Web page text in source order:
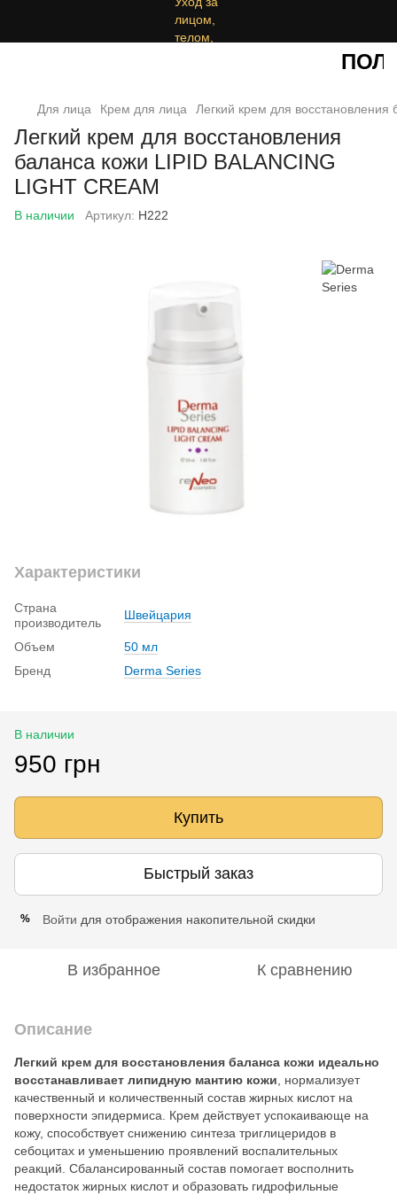
Для лица Крем для лица Легкий крем для
Легкий крем для восстановления
баланса кожи LIPID BALANCING
LIGHT CREAM
В наличии Артикул: Н222
Характеристики
Страна
производитель
Швейцария
Объем
50 мл
Бренд
Derma Series
В наличии
950 грн
Купить
Быстрый заказ
% Войти для отображения накопительной скидки
В избранное К сравнению
Описание
Легкий крем для восстановления баланса кожи идеально
восстанавливает липидную мантию кожи , нормализует
качественный и количественный состав жирных кислот на
поверхности эпидермиса. Крем действует успокаивающе на
кожу, способствует снижению синтеза триглицеридов в
себоцитах и ​​уменьшению проявлений воспалительных
реакций. Сбалансированный состав помогает восполнить
недостаток жирных кислот и образовать гидрофильные